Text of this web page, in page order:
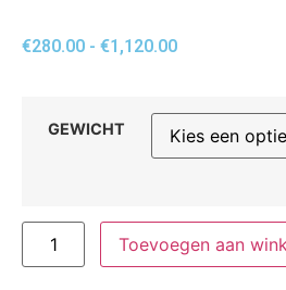
€280.00 - €1,120.00
GEWICHT
Toevoegen aan